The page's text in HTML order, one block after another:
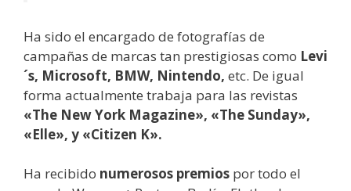
Ha sido el encargado de fotografías de
campañas de marcas tan prestigiosas como Levi
´s, Microsoft, BMW, Nintendo, etc. De igual
forma actualmente trabaja para las revistas
«The New York Magazine», «The Sunday»,
«Elle», y «Citizen K».
Ha recibido numerosos premios por todo el